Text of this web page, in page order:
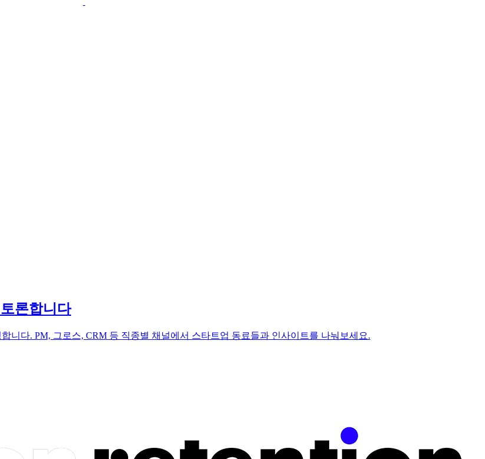
론합니다
합니다. PM, 그로스, CRM 등 직종별 채널에서 스타트업 동료들과 인사이트를 나눠보세요.